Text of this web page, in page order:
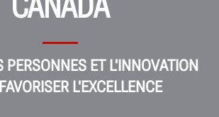
PERSONNES ET L'INNOVATION
L'EXCELLENCE